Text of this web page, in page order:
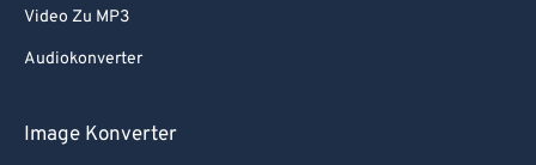
Video Zu MP3
Audiokonverter
Image Konverter